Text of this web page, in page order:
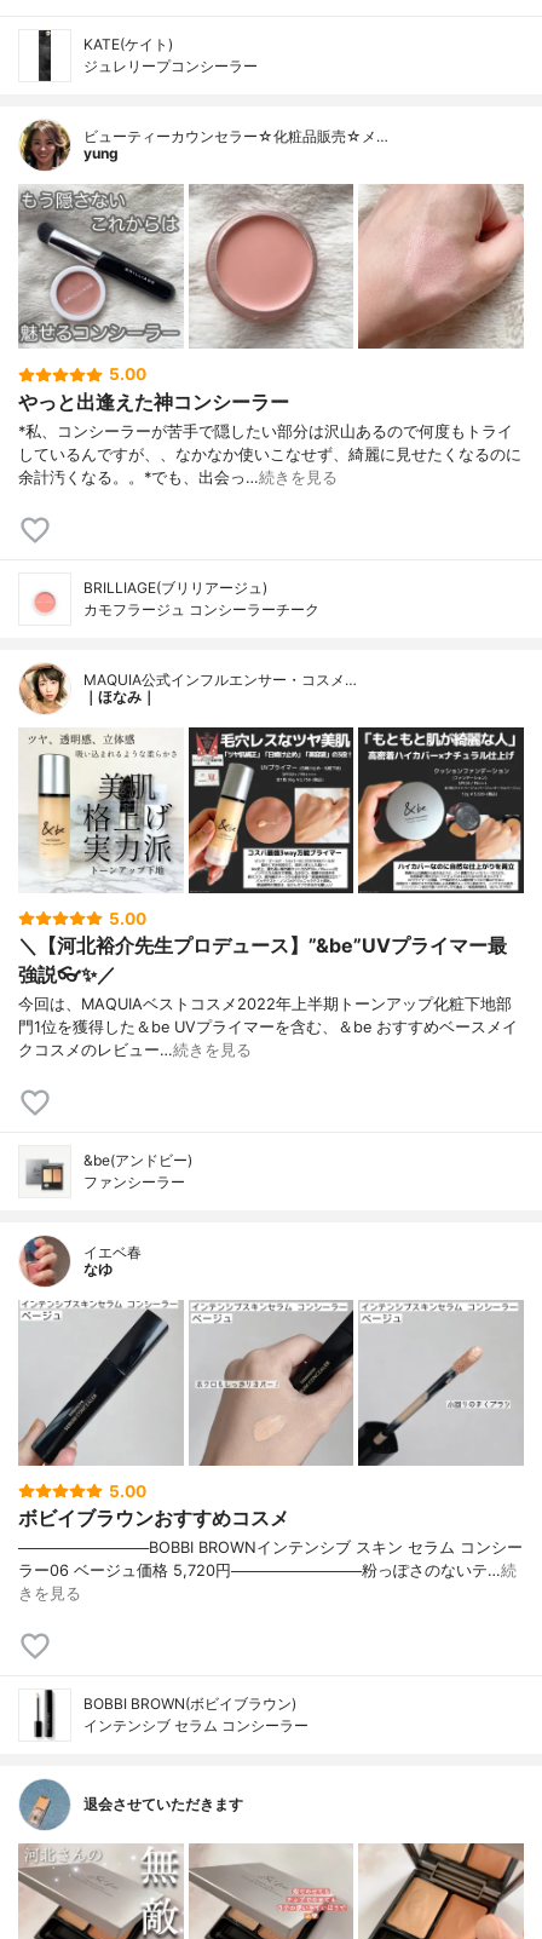
KATE(ケイト)
ジュレリープコンシーラー
ビューティーカウンセラー☆化粧品販売☆メ…
yung
5.00
やっと出逢えた神コンシーラー
*私、コンシーラーが苦手で隠したい部分は沢山あるので何度もトライ
しているんですが、、なかなか使いこなせず、綺麗に見せたくなるのに
余計汚くなる。。⁡*でも、出会っ…続きを見る
BRILLIAGE(ブリリアージュ)
カモフラージュ コンシーラーチーク
MAQUIA公式インフルエンサー・コスメ…
｜ほなみ｜
5.00
＼【河北裕介先生プロデュース】”&be”UVプライマー最
強説👓✨／
今回は、MAQUIAベストコスメ2022年上半期トーンアップ化粧下地部
門1位を獲得した＆be UVプライマーを含む、＆be おすすめベースメイ
クコスメのレビュー…続きを見る
&be(アンドビー)
ファンシーラー
イエベ春
なゆ
5.00
ボビイブラウンおすすめコスメ
────────────BOBBI BROWNインテンシブ スキン セラム コンシー
ラー06 ベージュ価格 5,720円────────────粉っぽさのないテ…続
きを見る
BOBBI BROWN(ボビイブラウン)
インテンシブ セラム コンシーラー
退会させていただきます